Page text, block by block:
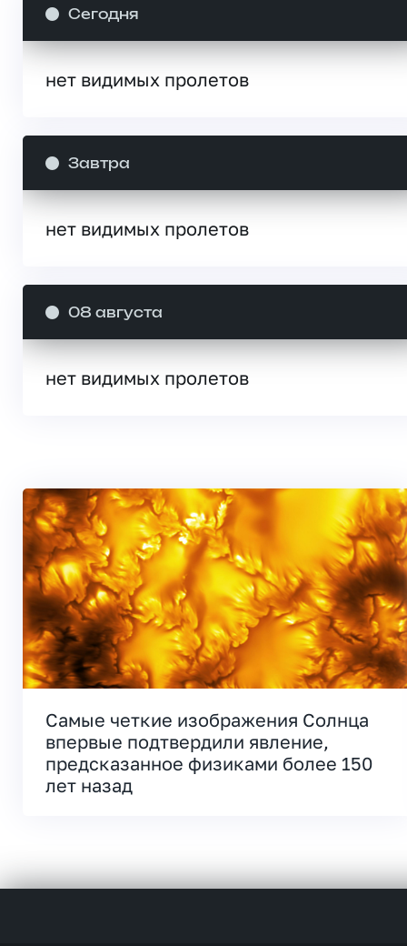
Сегодня
нет видимых пролетов
Завтра
нет видимых пролетов
08 августа
нет видимых пролетов
Самые четкие изображения Солнца
впервые подтвердили явление,
предсказанное физиками более 150
лет назад